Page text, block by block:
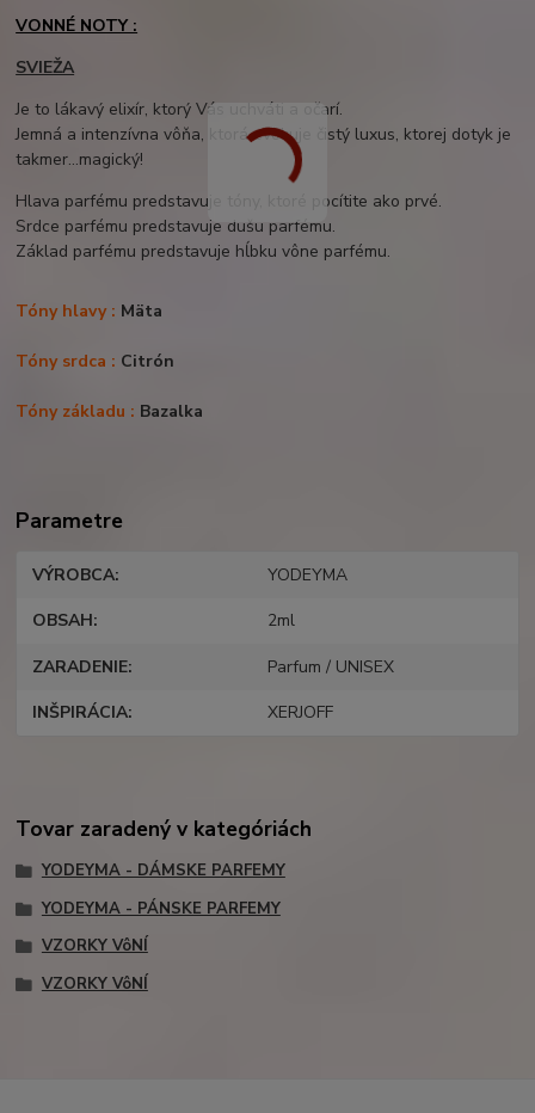
VONNÉ NOTY :
SVIEŽA
Je to lákavý elixír, ktorý Vás uchváti a očarí.
Jemná a intenzívna vôňa, ktorá evokuje čistý luxus, ktorej dotyk je
takmer…magický!
Hlava parfému predstavuje tóny, ktoré pocítite ako prvé.
Srdce parfému predstavuje dušu parfému.
Základ parfému predstavuje hĺbku vône parfému.
Tóny hlavy : Mäta
Tóny srdca : Citrón
Tóny základu : Bazalka
Parametre
VÝROBCA YODEYMA
OBSAH 2ml
ZARADENIE Parfum / UNISEX
INŠPIRÁCIA XERJOFF
Tovar zaradený v kategóriách
YODEYMA - DÁMSKE PARFEMY
YODEYMA - PÁNSKE PARFEMY
VZORKY VôNÍ
VZORKY VôNÍ